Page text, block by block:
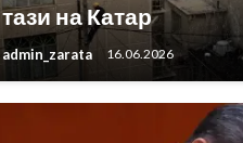
тази на Катар
admin_zarata 16.06.2026